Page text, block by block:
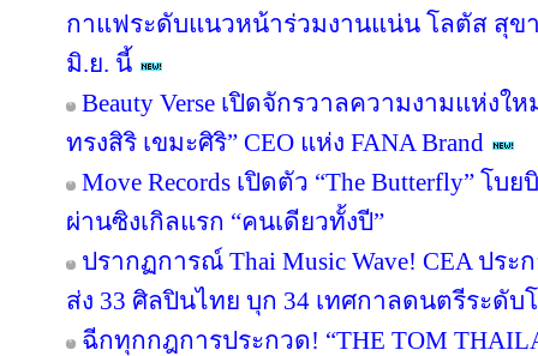
กาแฟระดับแนวหน้าร่วมงานแน่น โลตัส สุข
มิ.ย. นี้
Beauty Verse เปิดจักรวาลความงามแห่ง
ทรงสิริ เขมะศิริ” CEO แห่ง FANA Brand
Move Records เปิดตัว “The Butterfly” โ
ผ่านซิงเกิลแรก “คนเดียวทั้งปี”
ปรากฏการณ์ Thai Music Wave! CEA ประก
ส่ง 33 ศิลปินไทย บุก 34 เทศกาลดนตรีระดับ
ฉีกทุกกฎการประกวด! “THE TOM